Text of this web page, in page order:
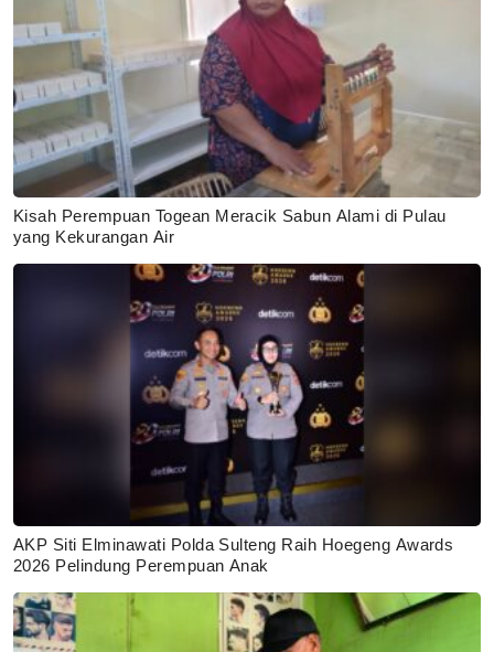
Kisah Perempuan Togean Meracik Sabun Alami di Pulau
yang Kekurangan Air
AKP Siti Elminawati Polda Sulteng Raih Hoegeng Awards
2026 Pelindung Perempuan Anak